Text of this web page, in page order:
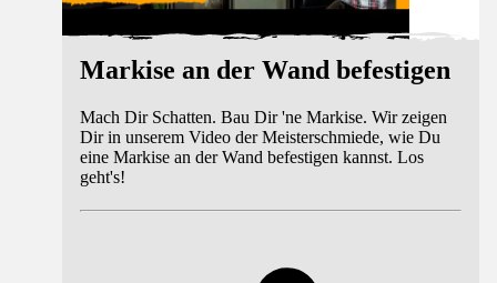
Markise an der Wand befestigen
Mach Dir Schatten. Bau Dir 'ne Markise. Wir zeigen
Dir in unserem Video der Meisterschmiede, wie Du
eine Markise an der Wand befestigen kannst. Los
geht's!